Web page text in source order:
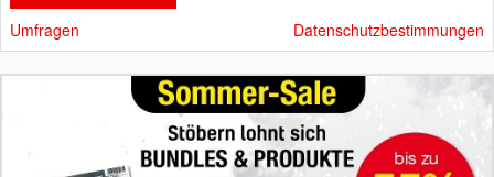
Umfragen Datenschutzbestimmungen